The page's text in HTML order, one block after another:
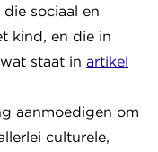
sociaal en
kind, en die in
staat in artikel
aanmoedigen om
culturele,